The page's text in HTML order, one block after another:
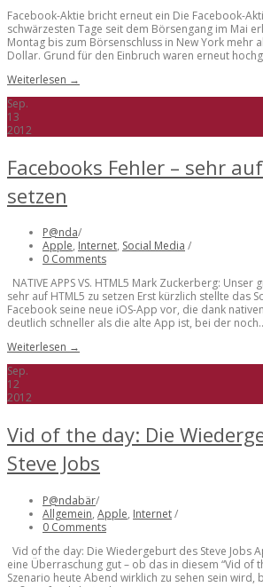
Facebook-Aktie bricht erneut ein Die Facebook-
schwärzesten Tage seit dem Börsengang im Mai
Montag bis zum Börsenschluss in New York mehr
Dollar. Grund für den Einbruch waren erneut
Weiterlesen →
Sep.
13
2012
Facebooks Fehler – sehr
setzen
P@nda/
Apple, Internet, Social Media /
0 Comments
NATIVE APPS VS. HTML5 Mark Zuckerberg: Unser
sehr auf HTML5 zu setzen Erst kürzlich stellte das
Facebook seine neue iOS-App vor, die dank
deutlich schneller als die alte App ist, bei der
Weiterlesen →
Sep.
12
2012
Vid of the day: Die
Steve Jobs
P@ndabär/
Allgemein, Apple, Internet/
0 Comments
Vid of the day: Die Wiedergeburt des Steve Jobs
eine Überraschung gut – ob das in diesem “Vid of
Szenario heute Abend wirklich zu sehen sein wird,